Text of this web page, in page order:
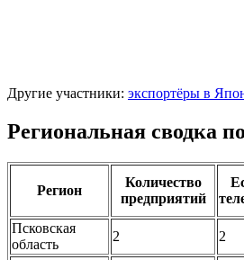
Другие участники: экспортёры в
Региональная сводка
Регион
Количество
предприятий
Псковская
область
2 2